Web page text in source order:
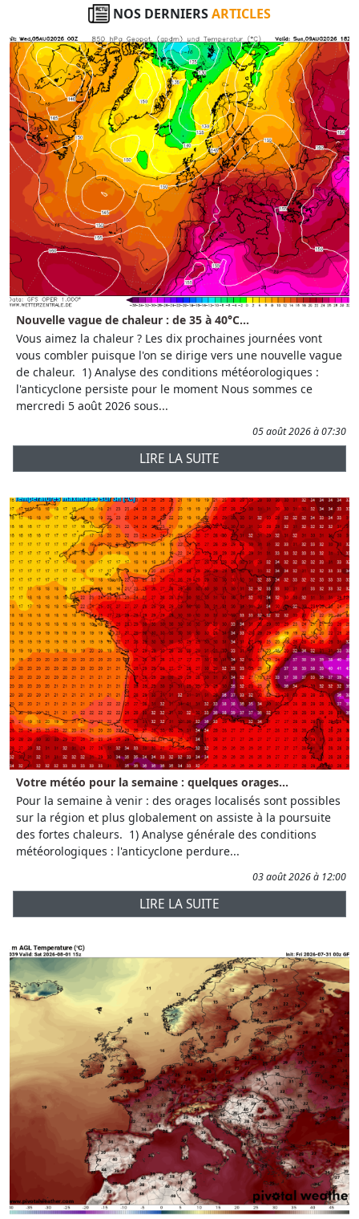
NOS DERNIERSARTICLES
Nouvelle vague de chaleur : de 35 à 40°C...
Vous aimez la chaleur ? Les dix prochaines journées vont
vous combler puisque l'on se dirige vers une nouvelle vague
de chaleur. 1) Analyse des conditions météorologiques :
l'anticyclone persiste pour le moment Nous sommes ce
mercredi 5 août 2026 sous...
05 août 2026 à 07:30
LIRE LA SUITE
Votre météo pour la semaine : quelques orages...
Pour la semaine à venir : des orages localisés sont possibles
sur la région et plus globalement on assiste à la poursuite
des fortes chaleurs. 1) Analyse générale des conditions
météorologiques : l'anticyclone perdure...
03 août 2026 à 12:00
LIRE LA SUITE